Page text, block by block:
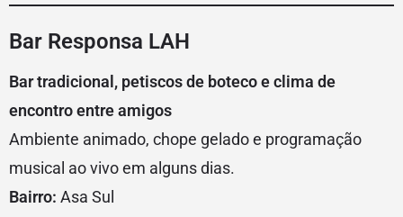
Bar Responsa LAH
Bar tradicional, petiscos de boteco e clima de
encontro entre amigos
Ambiente animado, chope gelado e programação
musical ao vivo em alguns dias.
Bairro: Asa Sul